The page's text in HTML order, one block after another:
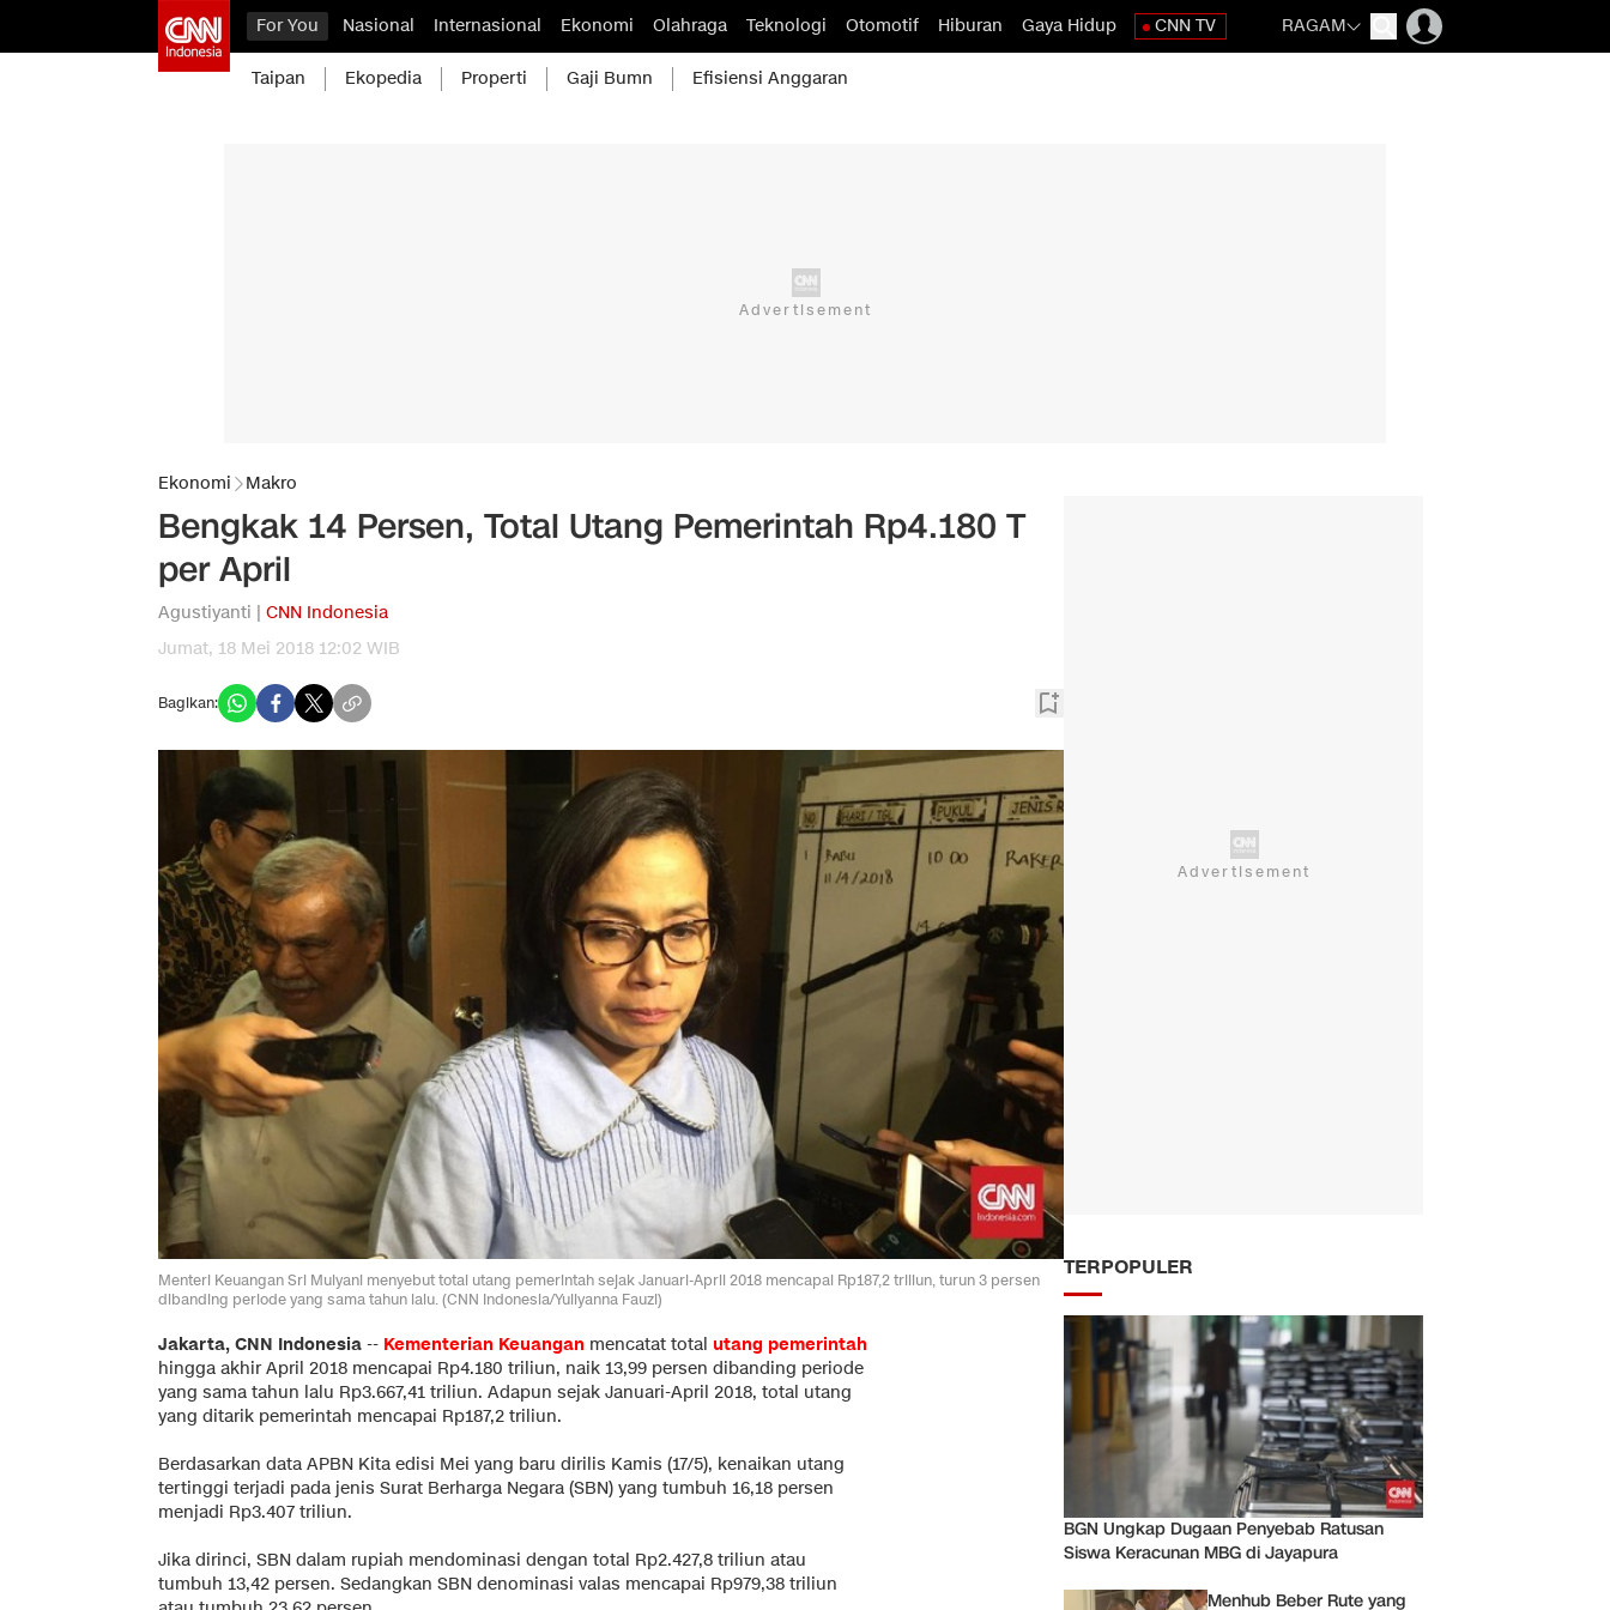
For You Nasional Internasional Ekonomi Olahraga Teknologi Otomotif Hiburan Gaya Hidup CNN TV RAGAM
Taipan Ekopedia Properti Gaji Bumn Efisiensi Anggaran
Ekonomi Makro
Bengkak 14 Persen, Total Utang Pemerintah Rp4.180 T
per April
Agustiyanti | CNN Indonesia
Jumat, 18 Mei 2018 12:02 WIB
Bagikan:
Menteri Keuangan Sri Mulyani menyebut total utang pemerintah sejak Januari-April 2018 mencapai Rp187,2 triliun, turun 3 persen
dibanding periode yang sama tahun lalu. (CNN Indonesia/Yuliyanna Fauzi)
Jakarta, CNN Indonesia -- Kementerian Keuangan mencatat total utang pemerintah
hingga akhir April 2018 mencapai Rp4.180 triliun, naik 13,99 persen dibanding periode
yang sama tahun lalu Rp3.667,41 triliun. Adapun sejak Januari-April 2018, total utang
yang ditarik pemerintah mencapai Rp187,2 triliun.
Berdasarkan data APBN Kita edisi Mei yang baru dirilis Kamis (17/5), kenaikan utang
tertinggi terjadi pada jenis Surat Berharga Negara (SBN) yang tumbuh 16,18 persen
menjadi Rp3.407 triliun.
Jika dirinci, SBN dalam rupiah mendominasi dengan total Rp2.427,8 triliun atau
tumbuh 13,42 persen. Sedangkan SBN denominasi valas mencapai Rp979,38 triliun
TERPOPULER
BGN Ungkap Dugaan Penyebab Ratusan
Siswa Keracunan MBG di Jayapura
Menhub Beber Rute yang